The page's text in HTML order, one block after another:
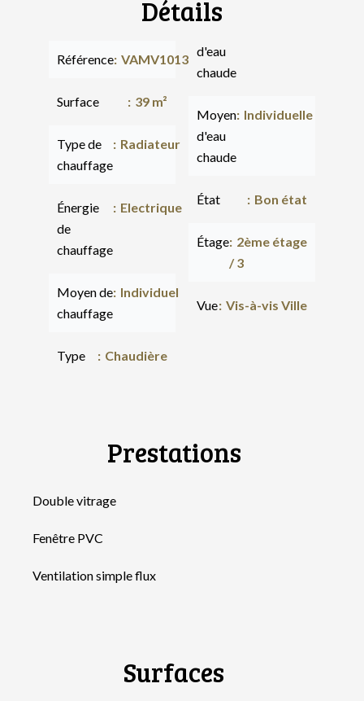
Détails
Référence VAMV1013
Surface 39 m²
Type de
chauffage
Radiateur
Énergie
de
chauffage
Electrique
Moyen de
chauffage
Individuel
Type
d'eau
chaude
Chaudière
Moyen
d'eau
chaude
Individuelle
État Bon état
Étage 2ème étage
/ 3
Vue Vis-à-vis Ville
Prestations
Double vitrage
Fenêtre PVC
Ventilation simple flux
Surfaces